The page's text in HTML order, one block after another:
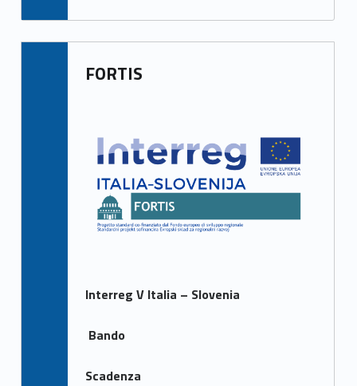
FORTIS
Interreg V Italia – Slovenia
Bando
Scadenza